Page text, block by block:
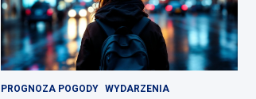
PROGNOZA POGODY WYDARZENIA